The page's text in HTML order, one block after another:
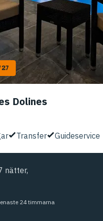
27
Dolines
Transfer Guideservice
nätter,
24 timmarna